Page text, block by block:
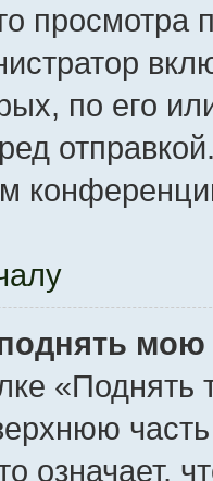
по его
мою
«Поднять
означает,